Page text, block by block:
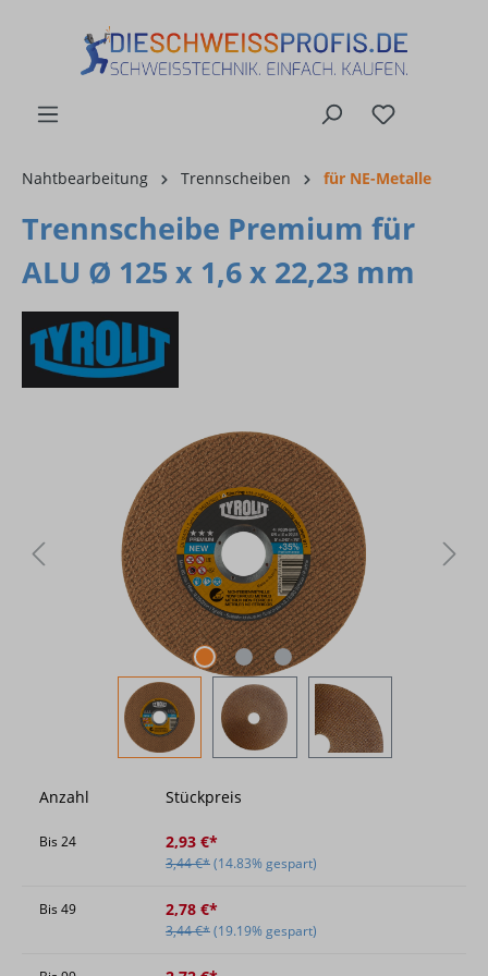
Nahtbearbeitung Trennscheiben für NE-Metalle
Trennscheibe Premium für
ALU Ø 125 x 1,6 x 22,23 mm
Bildergalerie überspringen
Anzahl Stückpreis
Bis 24 2,93 €*
3,44 €*(14.83% gespart)
Bis 49 2,78 €*
3,44 €*(19.19% gespart)